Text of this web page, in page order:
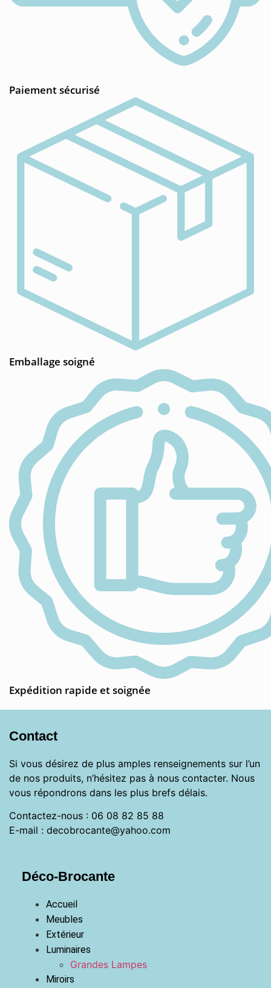
Paiement sécurisé
Emballage soigné
Expédition rapide et soignée
Contact
Si vous désirez de plus amples renseignements sur l’un
de nos produits, n’hésitez pas à nous contacter. Nous
vous répondrons dans les plus brefs délais.
Contactez-nous : 06 08 82 85 88
E-mail : decobrocante@yahoo.com
Déco-Brocante
Accueil
Meubles
Extérieur
Luminaires
Grandes Lampes
Miroirs